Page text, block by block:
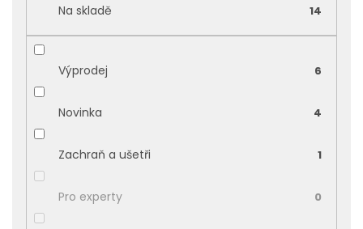
ů
Na skladě 14
Výprodej 6
Novinka 4
Zachraň a ušetři 1
Pro experty 0